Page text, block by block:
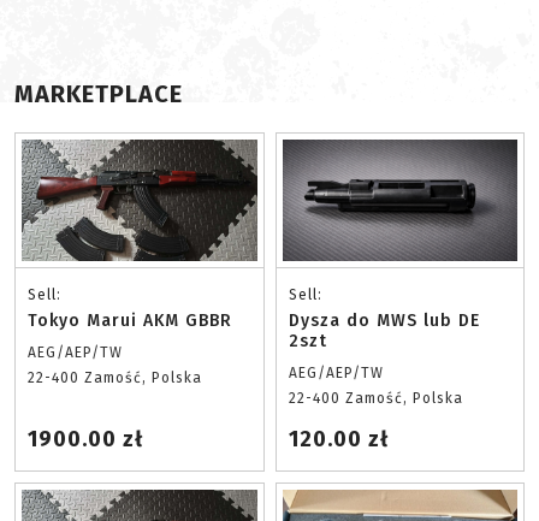
MARKETPLACE
Sell:
Tokyo Marui AKM GBBR
AEG/AEP/TW
22-400 Zamość, Polska
1900.00 zł
Sell:
Dysza do MWS lub DE
2szt
AEG/AEP/TW
22-400 Zamość, Polska
120.00 zł